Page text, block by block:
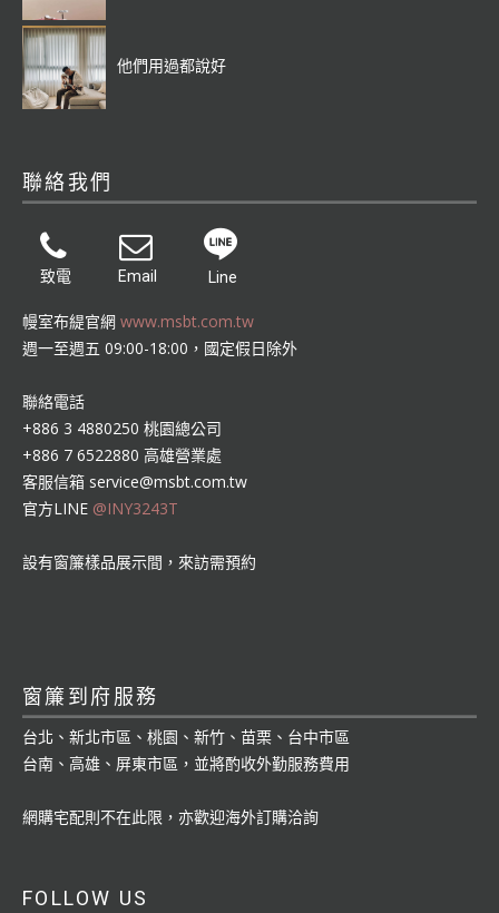
他們用過都說好
聯絡我們
致電 Email Line
幔室布緹官網 www.msbt.com.tw
週一至週五 09:00-18:00，國定假日除外
聯絡電話
+886 3 4880250 桃園總公司
+886 7 6522880 高雄營業處
客服信箱 service@msbt.com.tw
官方LINE @INY3243T
設有窗簾樣品展示間，來訪需預約
窗簾到府服務
台北、新北市區、桃園、新竹、苗栗、台中市區
台南、高雄、屏東市區，並將酌收外勤服務費用
網購宅配則不在此限，亦歡迎海外訂購洽詢
FOLLOW US